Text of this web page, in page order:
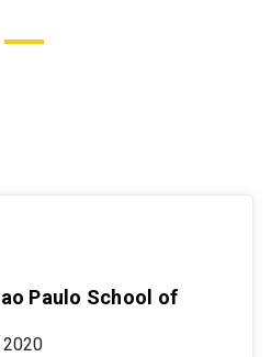
Paulo School of